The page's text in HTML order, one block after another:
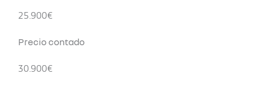
25.900€
Precio contado
30.900€